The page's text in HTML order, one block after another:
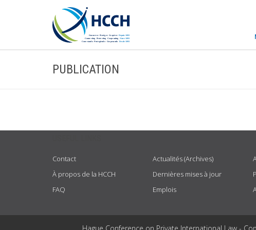
PUBLICATION
Contact
À propos de la HCCH
FAQ
Actualités (Archives)
Dernières mises à jour
Emplois